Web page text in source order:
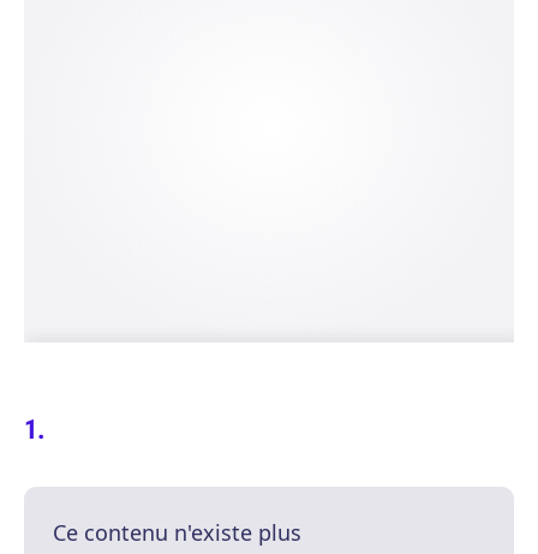
Ce contenu n'existe plus